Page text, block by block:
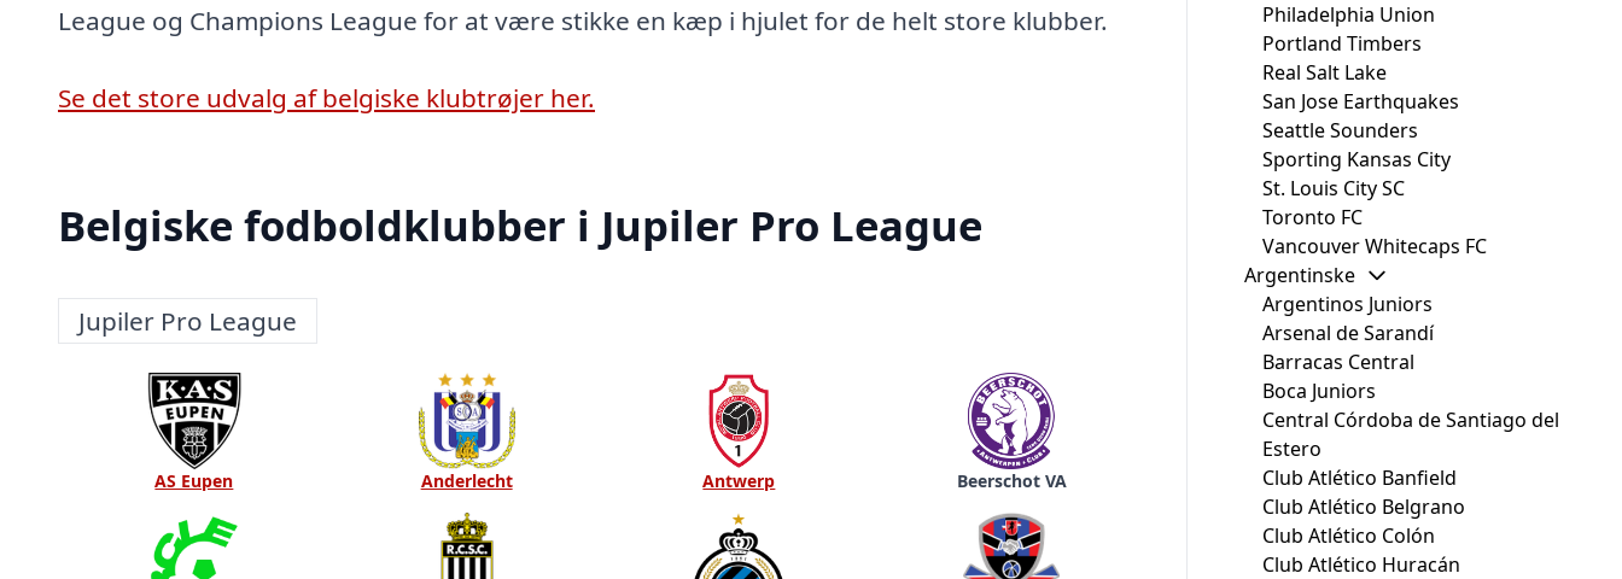
League og Champions League for at være stikke en kæp i hjulet for de helt store klubber.
Se det store udvalg af belgiske klubtrøjer her.
Belgiske fodboldklubber i Jupiler Pro League
Jupiler Pro League
AS Eupen Anderlecht Antwerp Beerschot VA
Philadelphia Union
Portland Timbers
Real Salt Lake
San Jose Earthquakes
Seattle Sounders
Sporting Kansas City
St. Louis City SC
Toronto FC
Vancouver Whitecaps FC
Argentinske
Argentinos Juniors
Arsenal de Sarandí
Barracas Central
Boca Juniors
Central Córdoba de Santiago del
Estero
Club Atlético Banfield
Club Atlético Belgrano
Club Atlético Colón
Club Atlético Huracán